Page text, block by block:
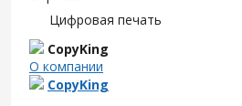
Цифровая печать
CopyKing
О компании
CopyKing